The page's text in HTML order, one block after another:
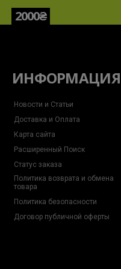
2000₴
ИНФОРМАЦИЯ
Новости и Статьи
Доставка и Оплата
Карта сайта
Расширенный Поиск
Статус заказа
Политика возврата и обмена
товара
Политика безопасности
Договор публичной оферты